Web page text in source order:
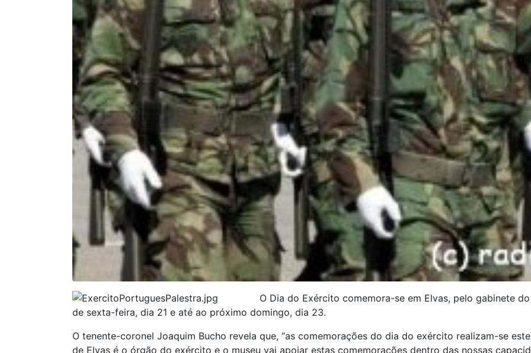
O Dia do Exército comemora-se em Elvas, pelo gabinete
de sexta-feira, dia 21 e até ao próximo domingo, dia 23.
O tenente-coronel Joaquim Bucho revela que, “as comemorações do dia do exército realizam-se
de Elvas é o órgão do exército e o museu vai apoiar estas comemorações dentro das nossas